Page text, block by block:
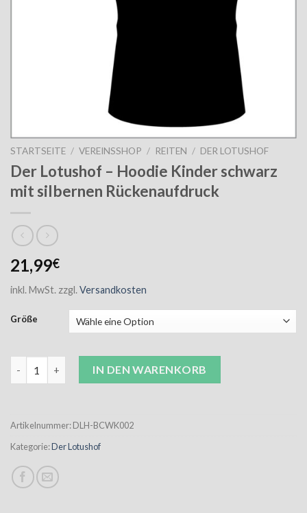
STARTSEITE / VEREINSSHOP / REITEN / DER LOTUSHOF
Der Lotushof – Hoodie Kinder schwarz
mit silbernen Rückenaufdruck
21,99€
inkl. MwSt. zzgl. Versandkosten
Größe
IN DEN WARENKORB
Artikelnummer:DLH-BCWK002
Kategorie:Der Lotushof